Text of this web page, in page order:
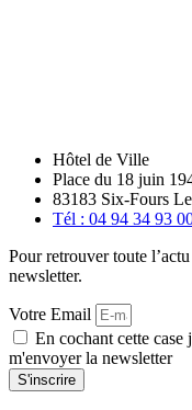
Hôtel de Ville
Place du 18 juin
83183 Six-Fours
Tél : 04 94 34 93
Pour retrouver toute
newsletter.
Votre Email
En cochant cette case
m'envoyer la newsletter
S'inscrire